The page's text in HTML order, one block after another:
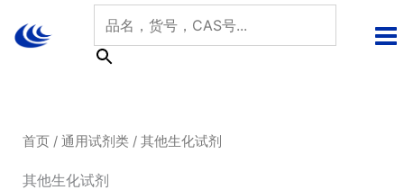
首页/ 通用试剂类/ 其他生化试剂
其他生化试剂